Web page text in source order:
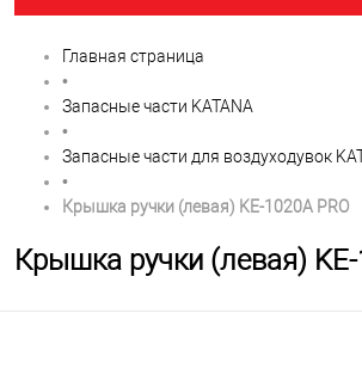
Главная страница
•
Запасные части KATANA
•
Запасные части для воздуходувок
•
Крышка ручки (левая) KE-1020A PRO
Крышка ручки (левая) KE-